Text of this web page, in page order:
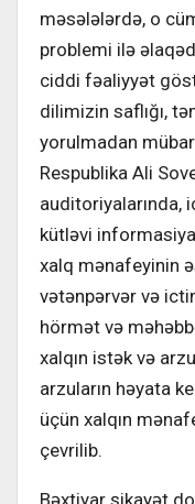
məsələlərdə, o
problemi ilə
ciddi fəaliyyət
dilimizin saflığı,
yorulmadan
Respublika Ali
auditoriyalarında,
kütləvi informasiya
xalq mənafeyinin
vətənpərvər və
hörmət və
xalqın istək və
arzuların həyata
üçün xalqın
çevrilib.
Bəxtiyar şikayət